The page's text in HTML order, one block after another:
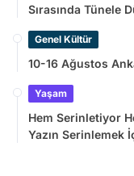
Sırasında Tünele
Genel Kültür
10-16 Ağustos
Yaşam
Hem Serinletiyor
Yazın Serinlemek